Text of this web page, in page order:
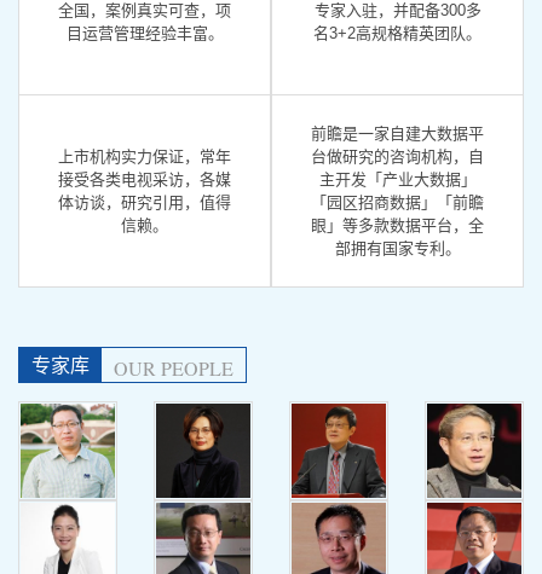
全国，案例真实可查，项
目运营管理经验丰富。
专家入驻，并配备300多
名3+2高规格精英团队。
上市机构实力保证，常年
接受各类电视采访，各媒
体访谈，研究引用，值得
信赖。
前瞻是一家自建大数据平
台做研究的咨询机构，自
主开发「产业大数据」
「园区招商数据」「前瞻
眼」等多款数据平台，全
部拥有国家专利。
专家库 OUR PEOPLE